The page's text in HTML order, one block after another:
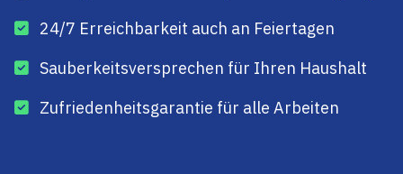
24/7 Erreichbarkeit auch an Feiertagen
Sauberkeitsversprechen für Ihren Haushalt
Zufriedenheitsgarantie für alle Arbeiten